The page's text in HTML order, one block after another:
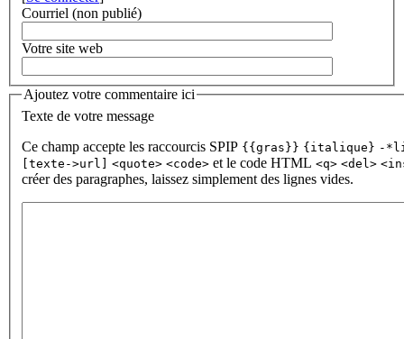
Courriel (non publié)
Votre site web
Ajoutez votre commentaire ici
Texte de votre message
Ce champ accepte les raccourcis SPIP {{gras}} {italique} -
[texte->url] <quote> <code> et le code HTML <q> <del>
créer des paragraphes, laissez simplement des lignes vides.